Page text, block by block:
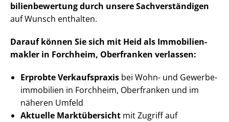
bi­li­en­be­wer­tung durch unsere Sach­ver­stän­di­gen
auf Wunsch enthalten.
Darauf können Sie sich mit Heid als Im­mo­bi­li­en­
mak­ler in Forchheim, Oberfranken verlassen:
Erprobte Verkaufspraxis bei Wohn- und Ge­wer­be­
im­mo­bi­li­en in Forchheim, Oberfranken und im
näheren Umfeld
Aktuelle Marktübersicht mit Zugriff auf